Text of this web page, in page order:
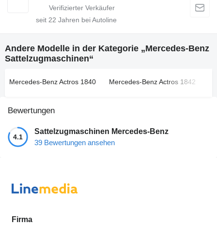
seit 22 Jahren bei Autoline
Andere Modelle in der Kategorie „Mercedes-Benz
Sattelzugmaschinen“
Mercedes-Benz Actros 1840 Mercedes-Benz Actros 1842
Bewertungen
4.1
Sattelzugmaschinen Mercedes-Benz
39 Bewertungen ansehen
Firma